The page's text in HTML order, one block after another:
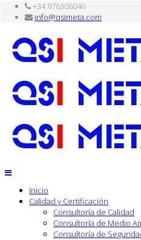
+34 976306046
info@qsimeta.com
Inicio
Calidad y Certificación
Consultoría de Calidad
Consultoría de Medio
Consultoría de